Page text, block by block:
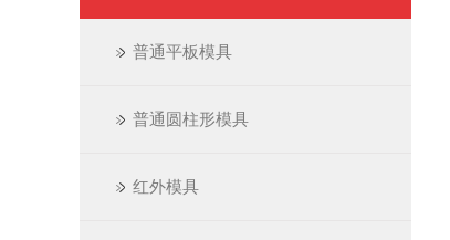
普通平板模具
普通圆柱形模具
红外模具